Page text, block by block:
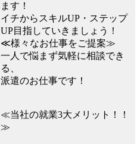
ます！
イチからスキルUP・ステップ
UP目指していきましょう！
≪様々なお仕事をご提案≫
一人で悩まず気軽に相談でき
る、
派遣のお仕事です！
≪当社の就業3大メリット！！
≫